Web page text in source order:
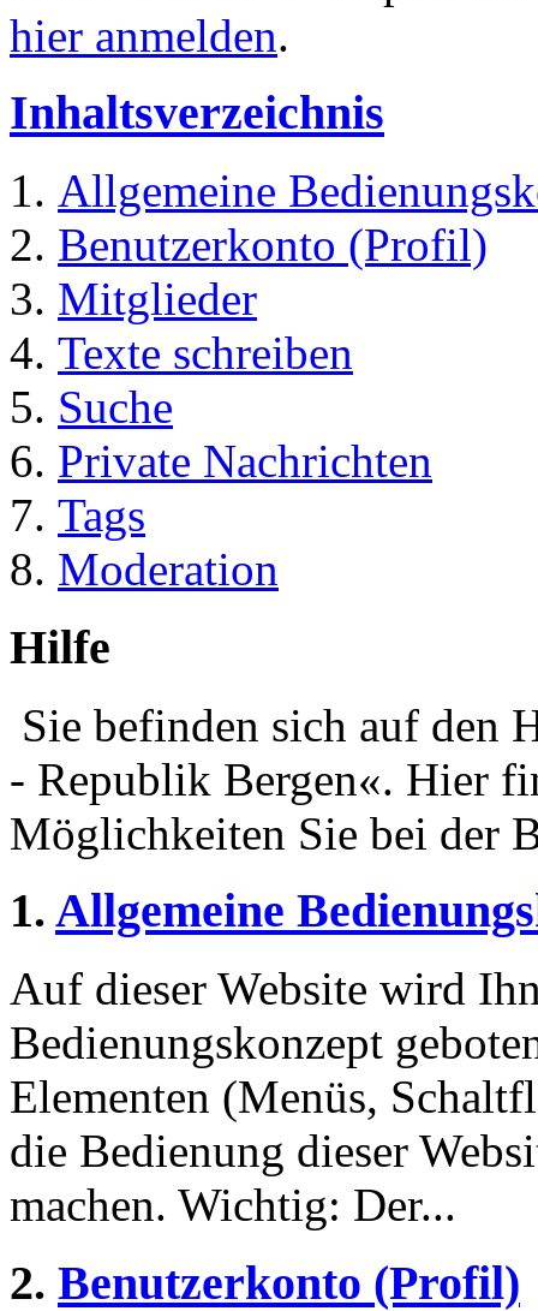
hier anmelden.
Inhaltsverzeichnis
Allgemeine
Benutzerkonto (Profil)
Mitglieder
Texte schreiben
Suche
Private Nachrichten
Tags
Moderation
Hilfe
Sie befinden sich auf den
- Republik Bergen«. Hier
Möglichkeiten Sie bei der
1. Allgemeine
Auf dieser Website wird
Bedienungskonzept
Elementen (Menüs,
die Bedienung dieser
machen. Wichtig: Der...
2. Benutzerkonto (Profil)